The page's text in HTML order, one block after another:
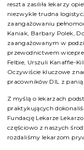
reszta zasiliła lekarzy
niezwykle trudna
zaangażowaniu
Kaniak, Barbary Polek,
zaangażowanym w
przewodnictwem
Felbie, Urszuli Kanaffie-
Oczywiście kluczowe
pracowników DIL z panią
Z myślą o lekarzach
praktykujących
Fundację Lekarze
częściowo z naszych
rozdaliśmy lekarzom